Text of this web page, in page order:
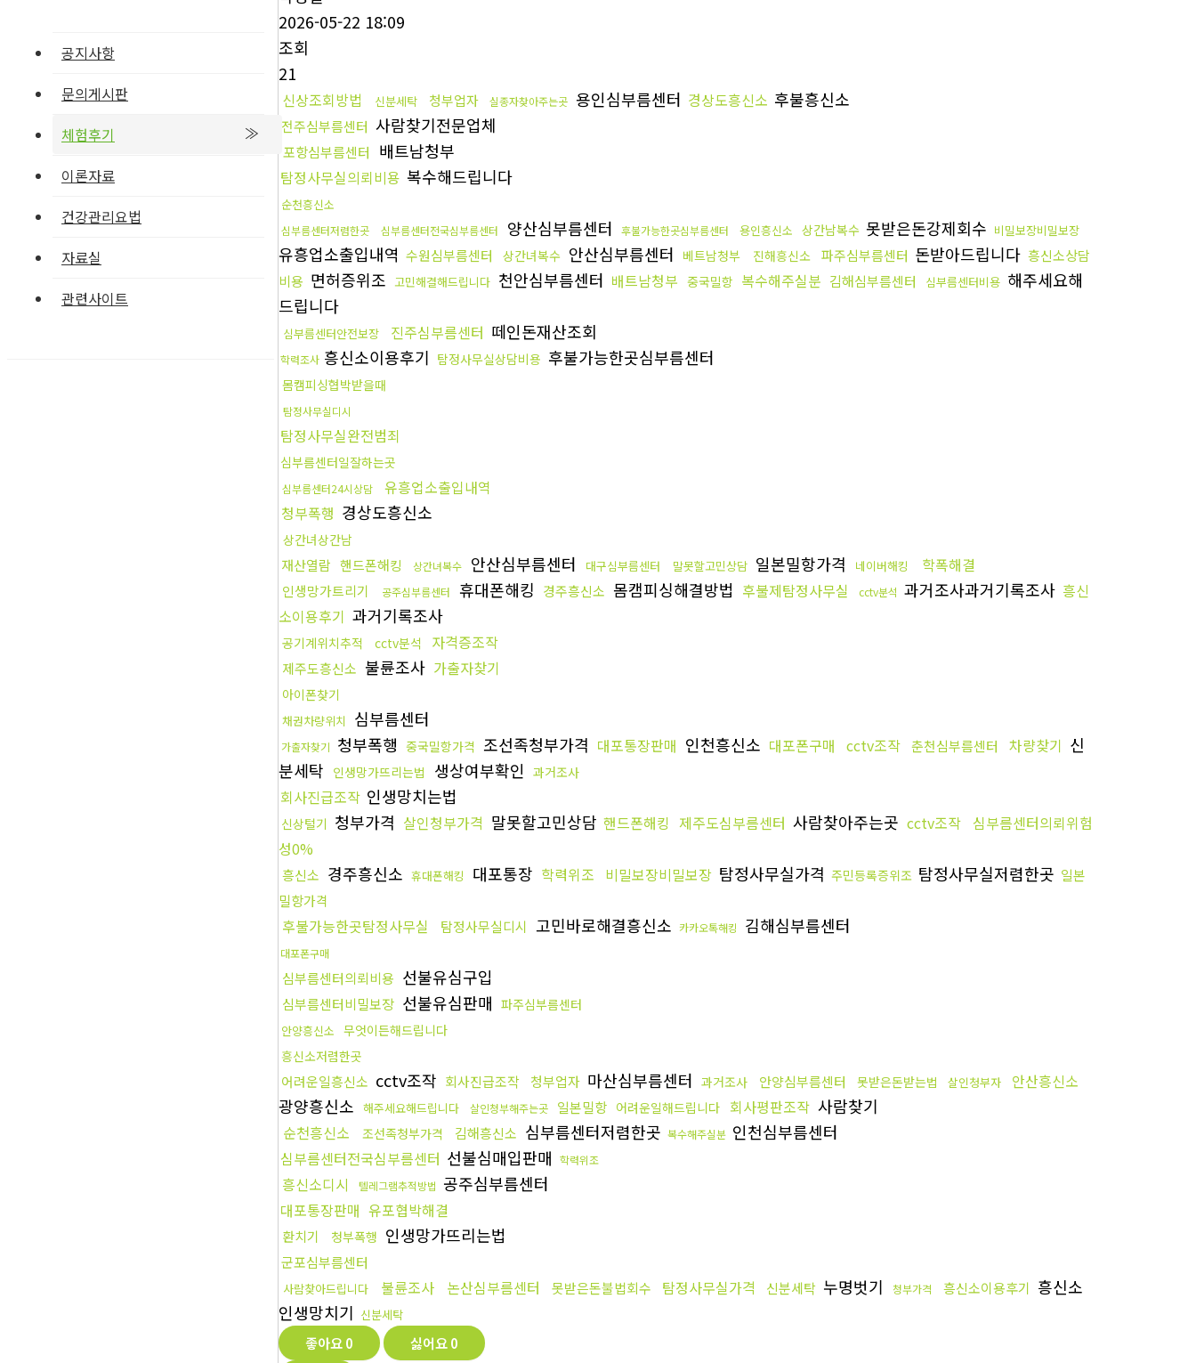
공지사항
문의게시판
체험후기
이론자료
건강관리요법
자료실
관련사이트
2026-05-22 18:09
조회
21
신상조회방법 신분세탁 청부업자 실종자찾아주는곳 용인심부름센터 경상도흥신소 후불흥신소
전주심부름센터 사람찾기전문업체
포항심부름센터 배트남청부
탐정사무실의뢰비용 복수해드립니다
순천흥신소
심부름센터저렴한곳 심부름센터전국심부름센터 양산심부름센터 후불가능한곳심부름센터 용인흥신소 상간남복수 못받은돈강제회수 비밀보장비밀보장
유흥업소출입내역 수원심부름센터 상간녀복수 안산심부름센터 베트남청부 진해흥신소 파주심부름센터 돈받아드립니다 흥신소상담
비용 면허증위조 고민해결해드립니다 천안심부름센터 배트남청부 중국밀항 복수해주실분 김해심부름센터 심부름센터비용 해주세요해
드립니다
심부름센터안전보장 진주심부름센터 떼인돈재산조회
학력조사 흥신소이용후기 탐정사무실상담비용 후불가능한곳심부름센터
몸캠피싱협박받을때
탐정사무실디시
탐정사무실완전범죄
심부름센터일잘하는곳
심부름센터24시상담
유흥업소출입내역
청부폭행 경상도흥신소
상간녀상간남
재산열람 핸드폰해킹 상간녀복수 안산심부름센터 대구심부름센터 말못할고민상담 일본밀항가격 네이버해킹 학폭해결
인생망가트리기 공주심부름센터 휴대폰해킹 경주흥신소 몸캠피싱해결방법 후불제탐정사무실 cctv분석 과거조사과거기록조사 흥신
소이용후기 과거기록조사
공기계위치추적 cctv분석 자격증조작
제주도흥신소 불륜조사 가출자찾기
아이폰찾기
채권차량위치 심부름센터
가출자찾기 청부폭행 중국밀항가격 조선족청부가격 대포통장판매 인천흥신소 대포폰구매 cctv조작 춘천심부름센터 차량찾기 신
분세탁 인생망가뜨리는법 생상여부확인 과거조사
회사진급조작 인생망치는법
신상털기 청부가격 살인청부가격 말못할고민상담 핸드폰해킹 제주도심부름센터 사람찾아주는곳 cctv조작 심부름센터의뢰위험
성0%
흥신소 경주흥신소 휴대폰해킹 대포통장 학력위조 비밀보장비밀보장 탐정사무실가격 주민등록증위조 탐정사무실저렴한곳 일본
밀항가격
후불가능한곳탐정사무실 탐정사무실디시 고민바로해결흥신소 카카오톡해킹 김해심부름센터
대포폰구매
심부름센터의뢰비용 선불유심구입
심부름센터비밀보장 선불유심판매 파주심부름센터
안양흥신소 무엇이든해드립니다
흥신소저렴한곳
어려운일흥신소 cctv조작 회사진급조작 청부업자 마산심부름센터 과거조사 안양심부름센터 못받은돈받는법 살인청부자 안산흥신소
광양흥신소 해주세요해드립니다 살인청부해주는곳 일본밀항 어려운일해드립니다 회사평판조작 사람찾기
순천흥신소 조선족청부가격 김해흥신소 심부름센터저렴한곳 복수해주실분 인천심부름센터
심부름센터전국심부름센터 선불심매입판매 학력위조
흥신소디시 텔레그램추적방법 공주심부름센터
대포통장판매 유포협박해결
환치기 청부폭행 인생망가뜨리는법
군포심부름센터
사람찾아드립니다 불륜조사 논산심부름센터 못받은돈불법회수 탐정사무실가격 신분세탁 누명벗기 청부가격 흥신소이용후기 흥신소
인생망치기 신분세탁
좋아요0 싫어요0